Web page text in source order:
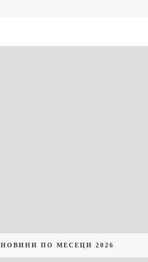
НОВИНИ ПО МЕСЕЦИ 2026